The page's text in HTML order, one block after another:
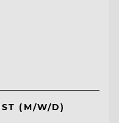
(M/W/D)